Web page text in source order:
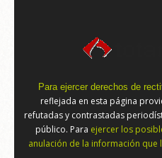
Para ejercer derechos de
reflejada en esta página
refutadas y contrastadas
público. Para ejercer los
anulación de la información